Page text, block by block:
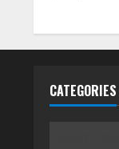
CATEGORIES